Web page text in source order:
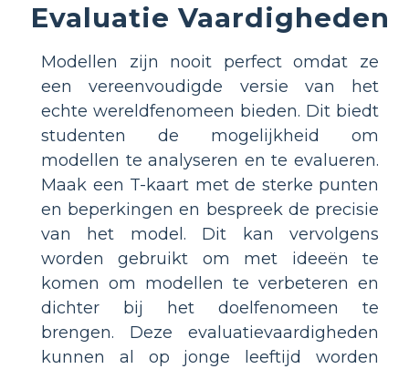
Evaluatie Vaardigheden
Modellen zijn nooit perfect omdat ze
een vereenvoudigde versie van het
echte wereldfenomeen bieden. Dit biedt
studenten de mogelijkheid om
modellen te analyseren en te evalueren.
Maak een T-kaart met de sterke punten
en beperkingen en bespreek de precisie
van het model. Dit kan vervolgens
worden gebruikt om met ideeën te
komen om modellen te verbeteren en
dichter bij het doelfenomeen te
brengen. Deze evaluatievaardigheden
kunnen al op jonge leeftijd worden